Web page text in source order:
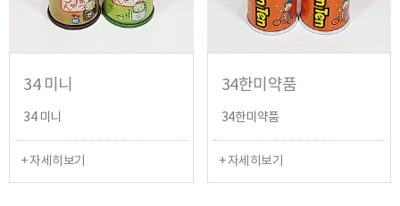
34 미니
34 미니
+ 자세히보기
34한미약품
34한미약품
+ 자세히보기